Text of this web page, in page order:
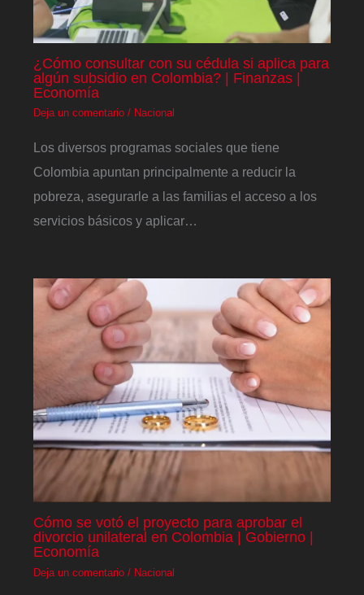
¿Cómo consultar con su cédula si aplica para
algún subsidio en Colombia? | Finanzas |
Economía
Deja un comentario / Nacional
Los diversos programas sociales que tiene
Colombia apuntan principalmente a reducir la
pobreza, asegurarle a las familias el acceso a los
servicios básicos y aplicar…
Cómo se votó el proyecto para aprobar el
divorcio unilateral en Colombia | Gobierno |
Economía
Deja un comentario / Nacional